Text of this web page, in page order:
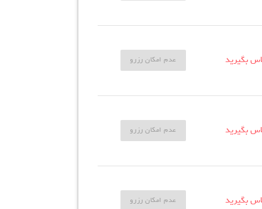
بگیرید عدم امکان رزرو
بگیرید عدم امکان رزرو
بگیرید عدم امکان رزرو